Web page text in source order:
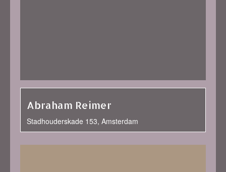
Abraham Reimer
Stadhouderskade 153, Amsterdam